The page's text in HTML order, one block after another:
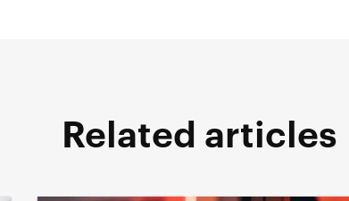
Related articles